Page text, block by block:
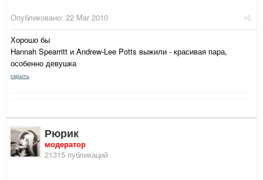
Опубликовано: 22 Mar 2010
Хорошо бы
Hannah Spearritt и Andrew-Lee Potts выжили - красивая пара,
особенно девушка
скрыть
Рюрик
модератор
21315 публикаций